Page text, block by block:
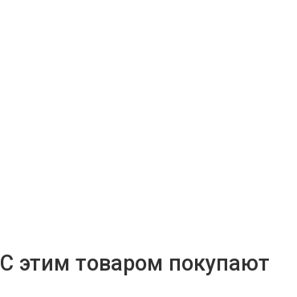
С этим товаром покупают